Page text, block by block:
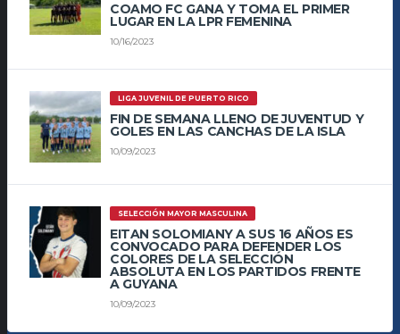
COAMO FC GANA Y TOMA EL PRIMER
LUGAR EN LA LPR FEMENINA
10/16/2023
LIGA JUVENIL DE PUERTO RICO
FIN DE SEMANA LLENO DE JUVENTUD Y
GOLES EN LAS CANCHAS DE LA ISLA
10/09/2023
SELECCIÓN MAYOR MASCULINA
EITAN SOLOMIANY A SUS 16 AÑOS ES
CONVOCADO PARA DEFENDER LOS
COLORES DE LA SELECCIÓN
ABSOLUTA EN LOS PARTIDOS FRENTE
A GUYANA
10/09/2023